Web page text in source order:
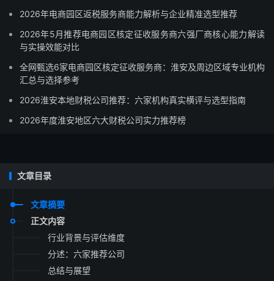
2026年电商园区返税服务商能力解析与企业精准选型推荐
2026年5月推荐电商园区核定征收服务商六强厂商核心能力解读
与实操效能对比
全网甄选6家电商园区核定征收服务商：淮安及周边区域专业机构
汇总与选择参考
2026淮安本地财税公司推荐：六家机构真实横评与选型指南
2026年度淮安地区六大财税公司实力推荐榜
文章目录
文章摘要
正文内容
行业背景与评估维度
分述：六家推荐公司
总结与展望